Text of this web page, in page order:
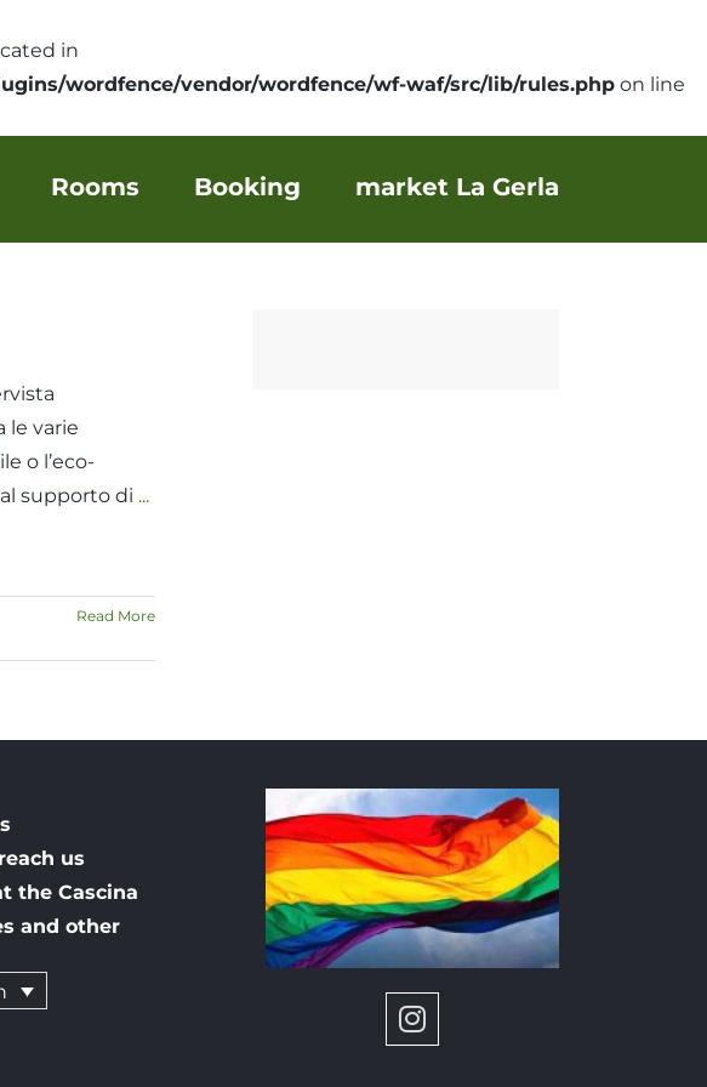
in
wordfence/vendor/wordfence/wf-waf/src/lib/rules.php on line
Rooms Booking market La Gerla
le varie
o l’eco-
supporto di ...
Read More
us
the Cascina
and other